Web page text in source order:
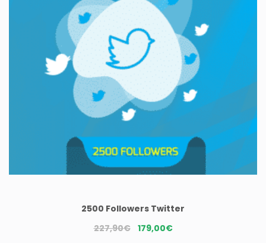
2500 Followers Twitter
227,90€ Le
179,00€Le